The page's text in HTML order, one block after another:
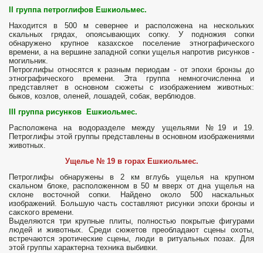
группа петроглифов Ешкиольмес.
Находится в 500 м севернее и расположена на нескольких
скальных грядах, опоясывающих сопку. У подножия сопки
обнаружено крупное казахское поселение этнографического
времени, а на вершине западной сопки ущелья напротив рисунков -
могильник.
Петроглифы относятся к разным периодам - от эпохи бронзы до
этнографического времени. Эта группа немногочисленна и
представляет в основном сюжеты с изображением животных:
быков, козлов, оленей, лошадей, собак, верблюдов.
группа рисунков
Ешкиольмес.
Расположена на водоразделе между ущельями №19 и 19.
Петроглифы этой группы представлены в основном изображениями
животных.
Ущелье № 19 в горах Ешкиольмес.
Петроглифы обнаружены в 2 км вглубь ущелья на крупном
скальном блоке, расположенном в 50 м вверх от дна ущелья на
склоне восточной сопки. Найдено около 500 наскальных
изображений. Большую часть составляют рисунки эпохи бронзы и
сакского времени.
Выделяются три крупные плиты, полностью покрытые фигурами
людей и животных. Среди сюжетов преобладают сцены охоты,
встречаются эротические сцены, люди в ритуальных позах. Для
этой группы характерна техника выбивки.